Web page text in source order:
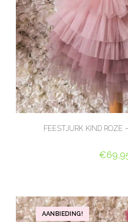
FEESTJURK KIND ROZE
€
AANBIEDING!